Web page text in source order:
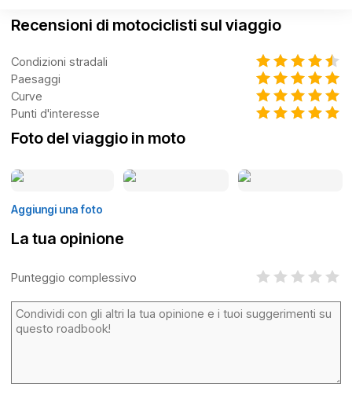
Recensioni di motociclisti sul viaggio
Condizioni stradali
Paesaggi
Curve
Punti d'interesse
Foto del viaggio in moto
Aggiungi una foto
La tua opinione
Punteggio complessivo